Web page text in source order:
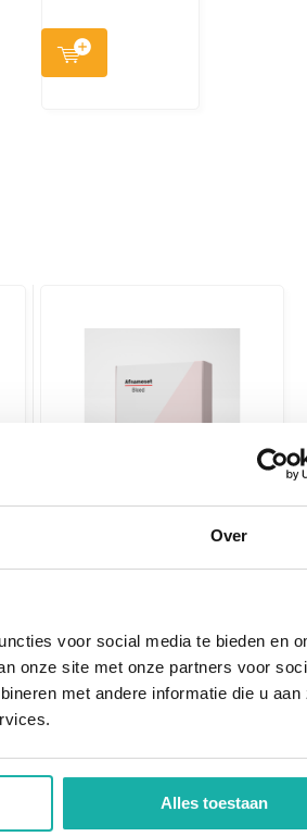
Over
voor social media te bieden en
onze site met onze partners voor
met andere informatie die u aan
Alles toestaan
TSH schildklier
diagnosticeren, moni...
€ 225,-
€ 25,-